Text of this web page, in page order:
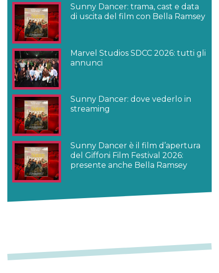
Sunny Dancer: trama, cast e data
di uscita del film con Bella Ramsey
Marvel Studios SDCC 2026: tutti gli
annunci
Sunny Dancer: dove vederlo in
streaming
Sunny Dancer è il film d’apertura
del Giffoni Film Festival 2026:
presente anche Bella Ramsey